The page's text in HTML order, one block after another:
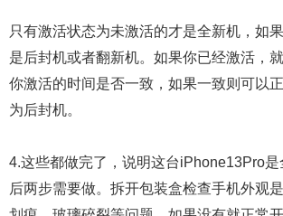
只有激活状态为未激活的才是全新机，如
是后封机或者翻新机。如果你已经激活，
你激活的时间是否一致，如果一致则可以
为后封机。
4.这些都做完了，说明这台iPhone13Pro
后两步需要做。拆开包装盒检查手机外观